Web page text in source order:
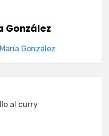
González
González
al curry